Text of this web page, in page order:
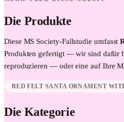
Die Produkte
Diese MS Society-Fallstudie umfasst
Produkten gefertigt — wir sind dafür
reproduzieren — oder eine auf Ihre
RED FELT SANTA ORNAMENT
Die Kategorie